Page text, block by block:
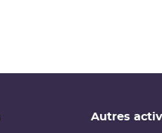
Autres